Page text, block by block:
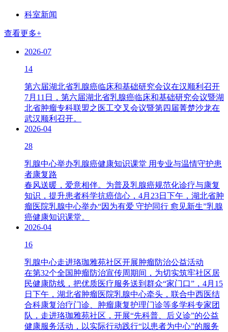
科室新闻
查看更多+
2026-07
14
第六届湖北省乳腺癌临床和基础研究会议在汉顺利召开
7月11日，第六届湖北省乳腺癌临床和基础研究会议暨湖
北省肿瘤专科联盟之医工交叉会议暨第四届菁楚沙龙在
武汉顺利召开。
2026-04
28
乳腺中心举办乳腺癌健康知识课堂 用专业与温情守护患
者康复路
春风送暖，爱意相伴。为普及乳腺癌规范化诊疗与康复
知识，提升患者科学抗癌信心，4月23日下午，湖北省肿
瘤医院乳腺中心举办“因为有爱 守护同行 愈见新生”乳腺
癌健康知识课堂。
2026-04
16
乳腺中心走进珞珈雅苑社区开展肿瘤防治公益活动
在第32个全国肿瘤防治宣传周期间，为切实筑牢社区居
民健康防线，把优质医疗服务送到群众“家门口”，4月15
日下午，湖北省肿瘤医院乳腺中心牵头，联合中西医结
合科康复治疗门诊、肿瘤康复护理门诊等多学科专家团
队，走进珞珈雅苑社区，开展“先科普、后义诊”的公益
健康服务活动，以实际行动践行“以患者为中心”的服务